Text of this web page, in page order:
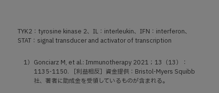
TYK2：tyrosine kinase 2、IL：interleukin、IFN：interferon、
STAT：signal transducer and activator of transcription
1） Gonciarz M, et al.: Immunotherapy 2021；13（13）：
1135-1150. ［利益相反］資金提供：Bristol-Myers Squibb
社、著者に助成金を受領しているものが含まれる。